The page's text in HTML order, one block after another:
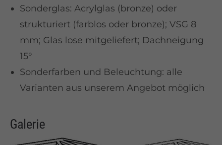
Sonderglas: Acrylglas (bronze) oder
strukturiert (farblos oder bronze); VSG 8
mm; Glas lose mitgeliefert; Dachneigung
15°
Sonderfarben und Beleuchtung: alle
Varianten aus unserem Angebot möglich
Galerie